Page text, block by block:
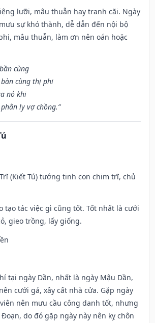
lưỡi, mâu thuẫn hay tranh cãi. Ngày
sự khó thành, dễ dẫn đến nội bộ
mâu thuẫn, làm ơn nên oán hoặc
cùng
cùng thị phi
nó khi
ly vợ chồng.”
(Kiết Tú) tướng tinh con chim trĩ, chủ
tạo tác việc gì cũng tốt. Tốt nhất là cưới
gieo trồng, lấy giống.
tại ngày Dần, nhất là ngày Mậu Dần,
cưới gả, xây cất nhà cửa. Gặp ngày
nên mưu cầu công danh tốt, nhưng
do đó gặp ngày này nên kỵ chôn